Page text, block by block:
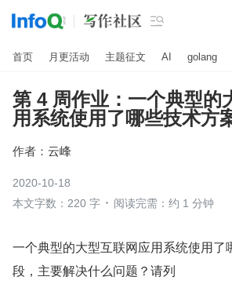

首页 月更活动 主题征文 AI golang
第 4 周作业：一个典型的
用系统使用了哪些技术方
作者： 云峰
2020-10-18
本文字数：220 字
阅读完需：约 1 分钟
一个典型的大型互联网应用系统使用了
段，主要解决什么问题？请列